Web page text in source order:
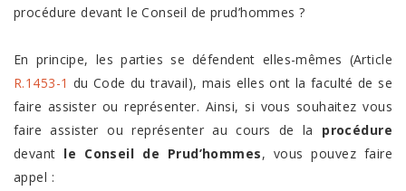
procédure devant le Conseil de prud’hommes ?
En principe, les parties se défendent elles-mêmes (Article
R.1453-1 du Code du travail), mais elles ont la faculté de se
faire assister ou représenter. Ainsi, si vous souhaitez vous
faire assister ou représenter au cours de la procédure
devant le Conseil de Prud’hommes, vous pouvez faire
appel :